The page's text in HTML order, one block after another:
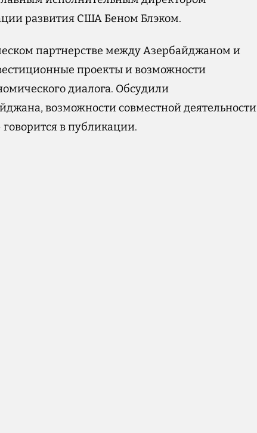
развития США Беном Блэком.
партнерстве между Азербайджаном и
проекты и возможности
диалога. Обсудили
возможности совместной деятельности
в публикации.